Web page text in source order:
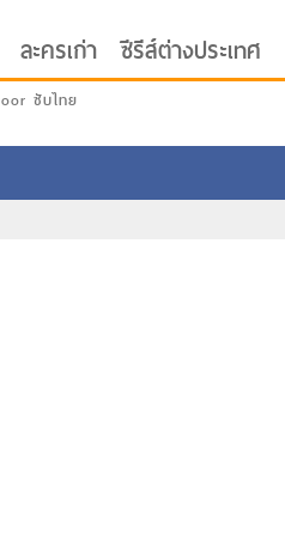
ละครเก่า ซีรีส์ต่างประเทศ
ซับไทย